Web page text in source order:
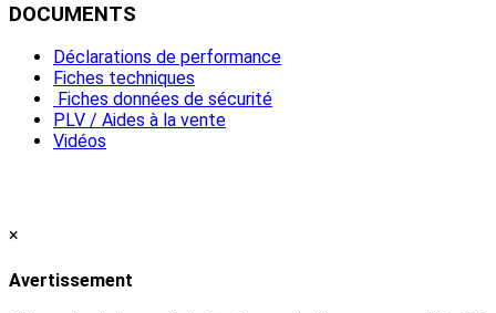
DOCUMENTS
Déclarations de performance
Fiches techniques
Fiches données de sécurité
PLV / Aides à la vente
Vidéos
×
Avertissement